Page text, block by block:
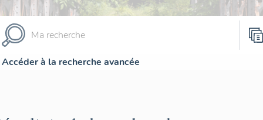
Accéder à la recherche avancée